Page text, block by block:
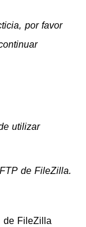
por favor
utilizar
de FileZilla.
de FileZilla